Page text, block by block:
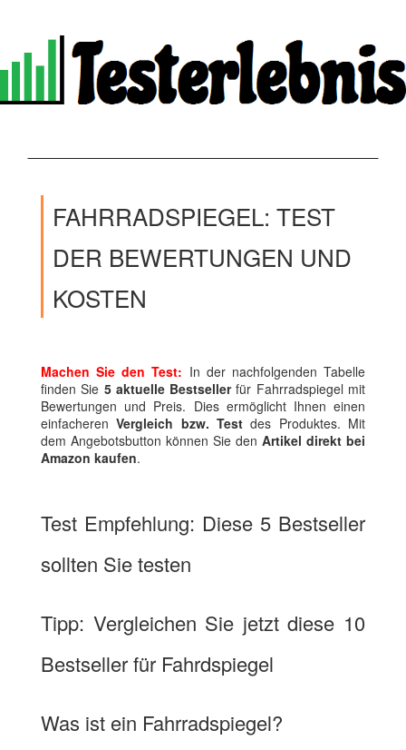
FAHRRADSPIEGEL: TEST
DER BEWERTUNGEN UND
KOSTEN
Machen Sie den Test: In der nachfolgenden Tabelle
finden Sie 5 aktuelle Bestsellerfür Fahrradspiegel mit
Bewertungen und Preis. Dies ermöglicht Ihnen einen
einfacherenVergleich bzw. Test des Produktes. Mit
dem Angebotsbutton können Sie den Artikel direkt bei
Amazon kaufen.
Test Empfehlung: Diese 5 Bestseller
sollten Sie testen
Tipp: Vergleichen Sie jetzt diese 10
Bestseller für Fahrdspiegel
Was ist ein Fahrradspiegel?